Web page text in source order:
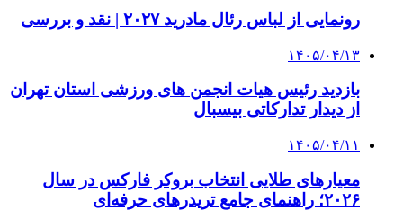
رونمایی از لباس رئال مادرید ۲۰۲۷ | نقد و بررسی
۱۴۰۵/۰۴/۱۳
بازدید رئیس هیات انجمن های ورزشی استان تهران
از دیدار تدارکاتی بیسبال
۱۴۰۵/۰۴/۱۱
معیارهای طلایی انتخاب بروکر فارکس در سال
۲۰۲۶؛ راهنمای جامع تریدرهای حرفه‌ای